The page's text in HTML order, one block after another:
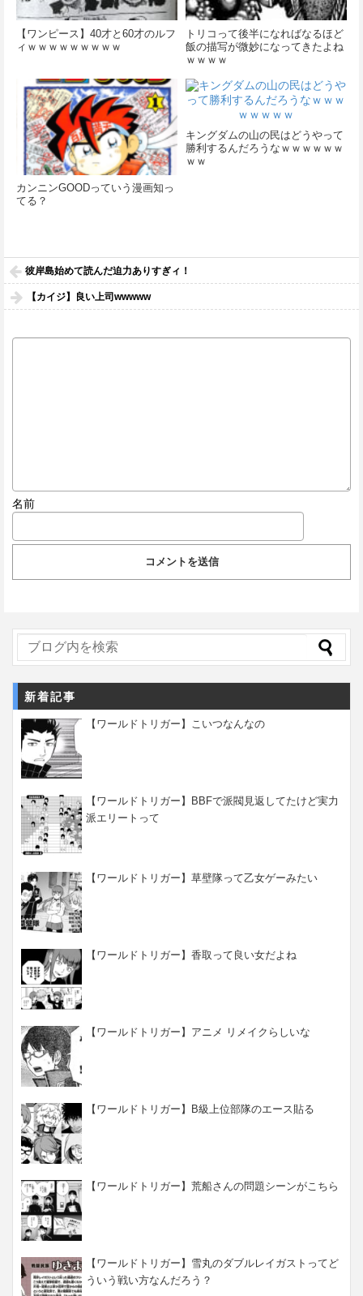
【ワンピース】40才と60才のルフ
ィｗｗｗｗｗｗｗｗｗ
トリコって後半になればなるほど
飯の描写が微妙になってきたよね
ｗｗｗｗ
カンニンGOODっていう漫画知っ
てる？
キングダムの山の民はどうやって
勝利するんだろうなｗｗｗｗｗｗ
ｗｗ
彼岸島始めて読んだ迫力ありすぎィ！
【カイジ】良い上司wwwww
名前
新着記事
【ワールドトリガー】こいつなんなの
【ワールドトリガー】BBFで派閥見返してたけど実力
派エリートって
【ワールドトリガー】草壁隊って乙女ゲーみたい
【ワールドトリガー】香取って良い女だよね
【ワールドトリガー】アニメ リメイクらしいな
【ワールドトリガー】B級上位部隊のエース貼る
【ワールドトリガー】荒船さんの問題シーンがこちら
【ワールドトリガー】雪丸のダブルレイガストってど
ういう戦い方なんだろう？